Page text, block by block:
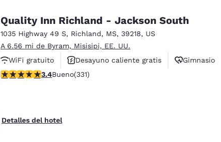
Quality Inn Richland - Jackson South
1035 Highway 49 S, Richland, MS, 39218, US
A 6.56 mi de Byram, Misisipi, EE. UU.
WiFi gratuito
Desayuno caliente gratis
Gimnasio
calificación de 3.4 estrellas. Bueno. 331 reseñas
3.4Bueno(331)
Detalles del hotel